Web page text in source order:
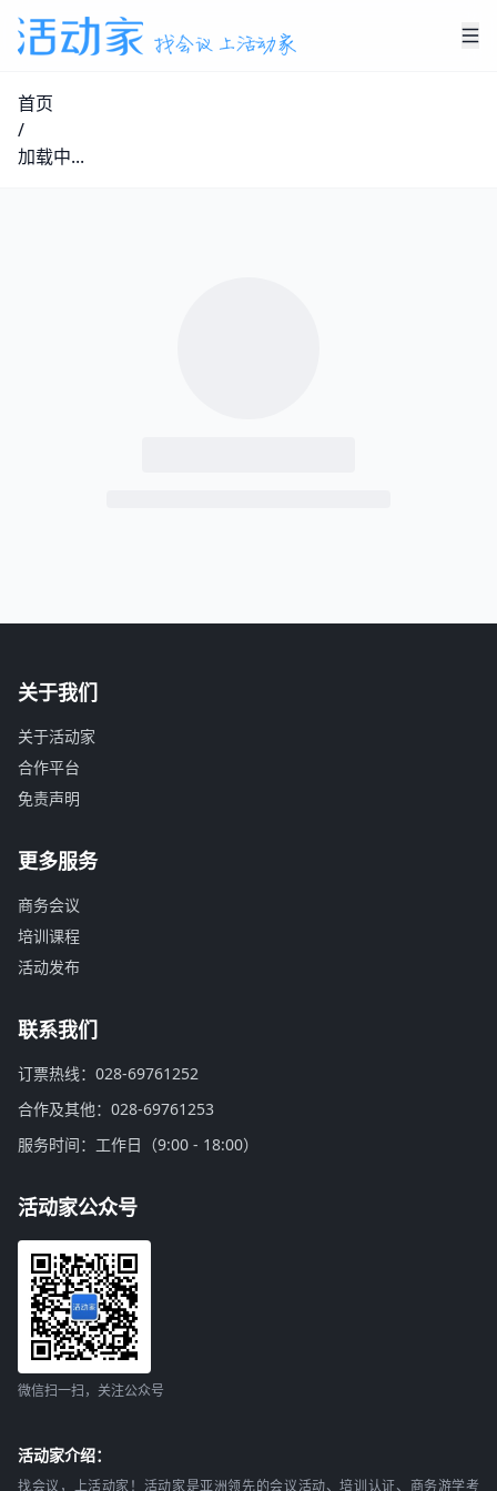
首页
/
加载中...
关于我们
关于活动家
合作平台
免责声明
更多服务
商务会议
培训课程
活动发布
联系我们
订票热线：028-69761252
合作及其他：028-69761253
服务时间：工作日（9:00 - 18:00）
活动家公众号
微信扫一扫，关注公众号
活动家介绍：
找会议，上活动家！活动家是亚洲领先的会议活动、培训认证、商务游学考